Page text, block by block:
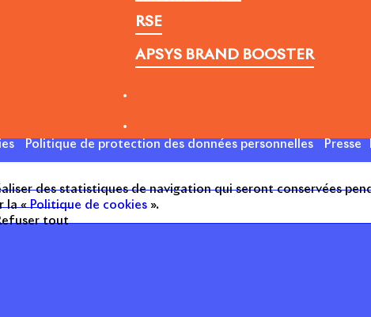
RSE
APSYS BRAND BOOSTER
Politique de protection des données personnelles Presse
des statistiques de navigation qui seront conservées
la «Politique de cookies ».
tout